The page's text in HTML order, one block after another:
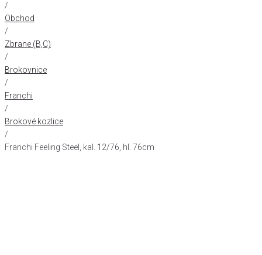
/
Obchod
/
Zbrane (B,C)
/
Brokovnice
/
Franchi
/
Brokové kozlice
/
Franchi Feeling Steel, kal. 12/76, hl. 76cm